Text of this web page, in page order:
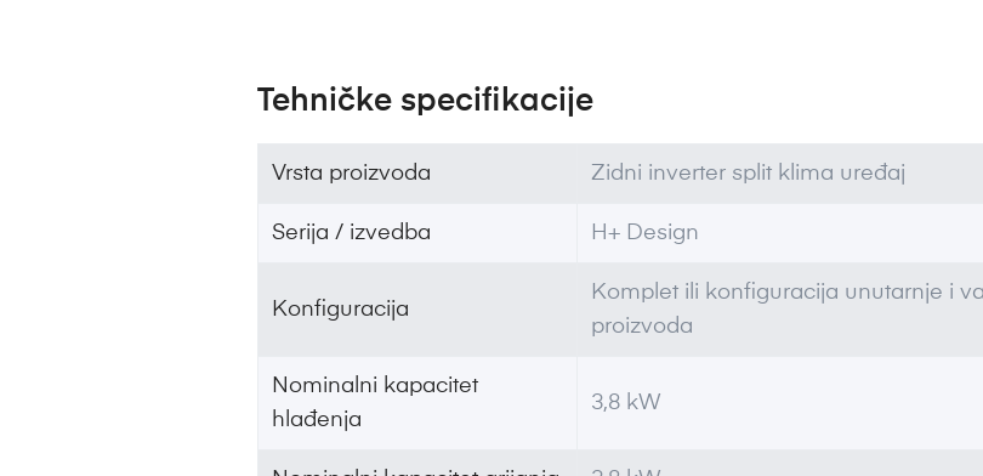
Tehničke specifikacije
Vrsta proizvoda Zidni inverter split klima uređaj
Serija / izvedba H+ Design
Konfiguracija
Komplet ili konfiguracija unutarnje i
proizvoda
Nominalni kapacitet
hlađenja
3,8 kW